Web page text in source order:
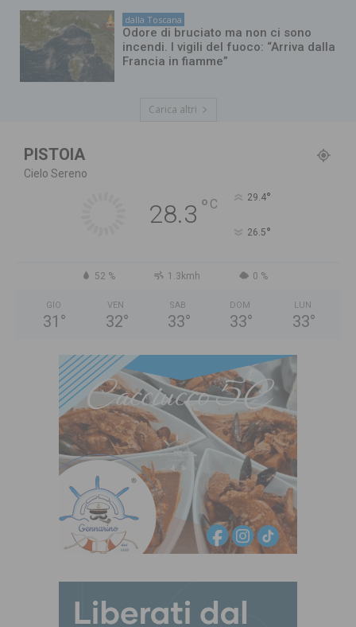
dalla Toscana
Odore di bruciato ma non ci sono
incendi. I vigili del fuoco: “Arriva dalla
Francia in fiamme”
Carica altri
PISTOIA
Cielo Sereno
28.3 ° C 29.4°
26.5°
52 % 1.3kmh 0 %
GIO
31 °
VEN
32°
SAB
33°
DOM
33°
LUN
33°